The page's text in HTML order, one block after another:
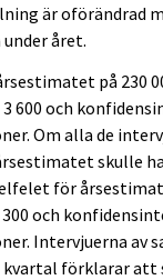
är oförändrad
året.
på 230
600 och
Om alla de
skulle
för
och
Intervjuerna av
kvartal förklarar att